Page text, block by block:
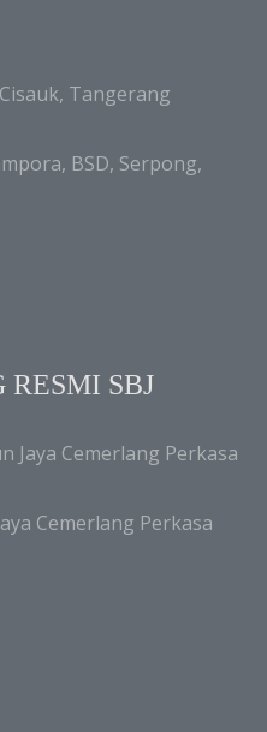
Tangerang
BSD, Serpong,
RESMI SBJ
Jaya Cemerlang Perkasa
Cemerlang Perkasa